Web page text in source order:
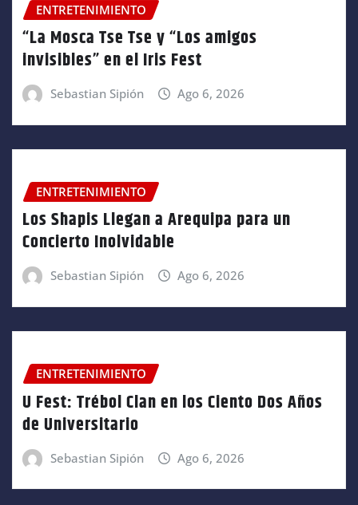
ENTRETENIMIENTO
“La Mosca Tse Tse y “Los amigos
invisibles” en el Iris Fest
Sebastian Sipión Ago 6, 2026
ENTRETENIMIENTO
Los Shapis Llegan a Arequipa para un
Concierto Inolvidable
Sebastian Sipión Ago 6, 2026
ENTRETENIMIENTO
U Fest: Trébol Clan en los Ciento Dos Años
de Universitario
Sebastian Sipión Ago 6, 2026